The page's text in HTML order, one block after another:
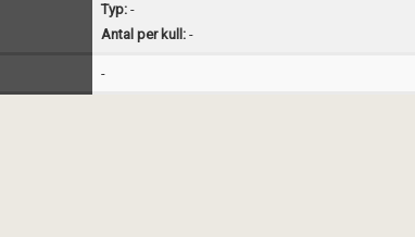
Typ:-
Antal per kull:-
-